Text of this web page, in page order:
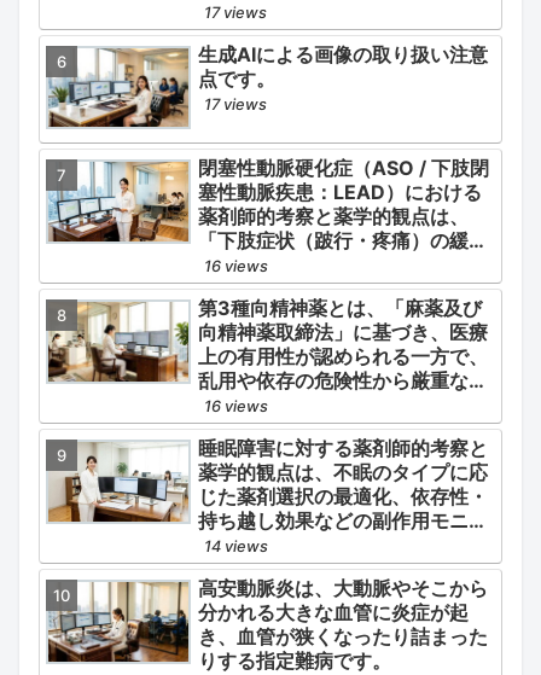
17 views
生成AIによる画像の取り扱い注意
点です。
17 views
閉塞性動脈硬化症（ASO / 下肢閉
塞性動脈疾患：LEAD）における
薬剤師的考察と薬学的観点は、
「下肢症状（跛行・疼痛）の緩
和」と「全身性動脈硬化による脳
心血管イベント（脳梗塞・心筋梗
塞）の二次予防」の2軸を同時に
管理することにあります。
16 views
第3種向精神薬とは、「麻薬及び
向精神薬取締法」に基づき、医療
上の有用性が認められる一方で、
乱用や依存の危険性から厳重な管
理・規制が必要とされる薬物のう
ち、第1種・第2種よりも比較的リ
スクが低いと判断されて指定され
ている医薬品の分類です。
16 views
睡眠障害に対する薬剤師的考察と
薬学的観点は、不眠のタイプに応
じた薬剤選択の最適化、依存性・
持ち越し効果などの副作用モニタ
リング、そして生活習慣（睡眠衛
生）の改善支援にあります。
14 views
高安動脈炎は、大動脈やそこから
分かれる大きな血管に炎症が起
き、血管が狭くなったり詰まった
りする指定難病です。